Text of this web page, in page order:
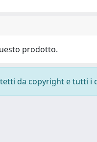
prodotto.
da copyright e tutti i